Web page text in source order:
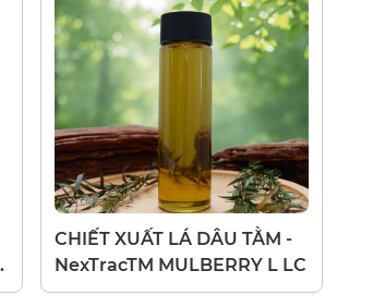
CHIẾT XUẤT LÁ DÂU TẰM -
NexTracTM MULBERRY L LC